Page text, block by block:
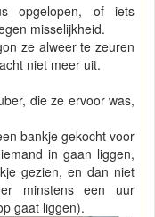
opgelopen, of iets
misselijkheid.
ze alweer te zeuren
niet meer uit.
die ze ervoor was,
bankje gekocht voor
in gaan liggen,
gezien, en dan niet
minstens een uur
gaat liggen).